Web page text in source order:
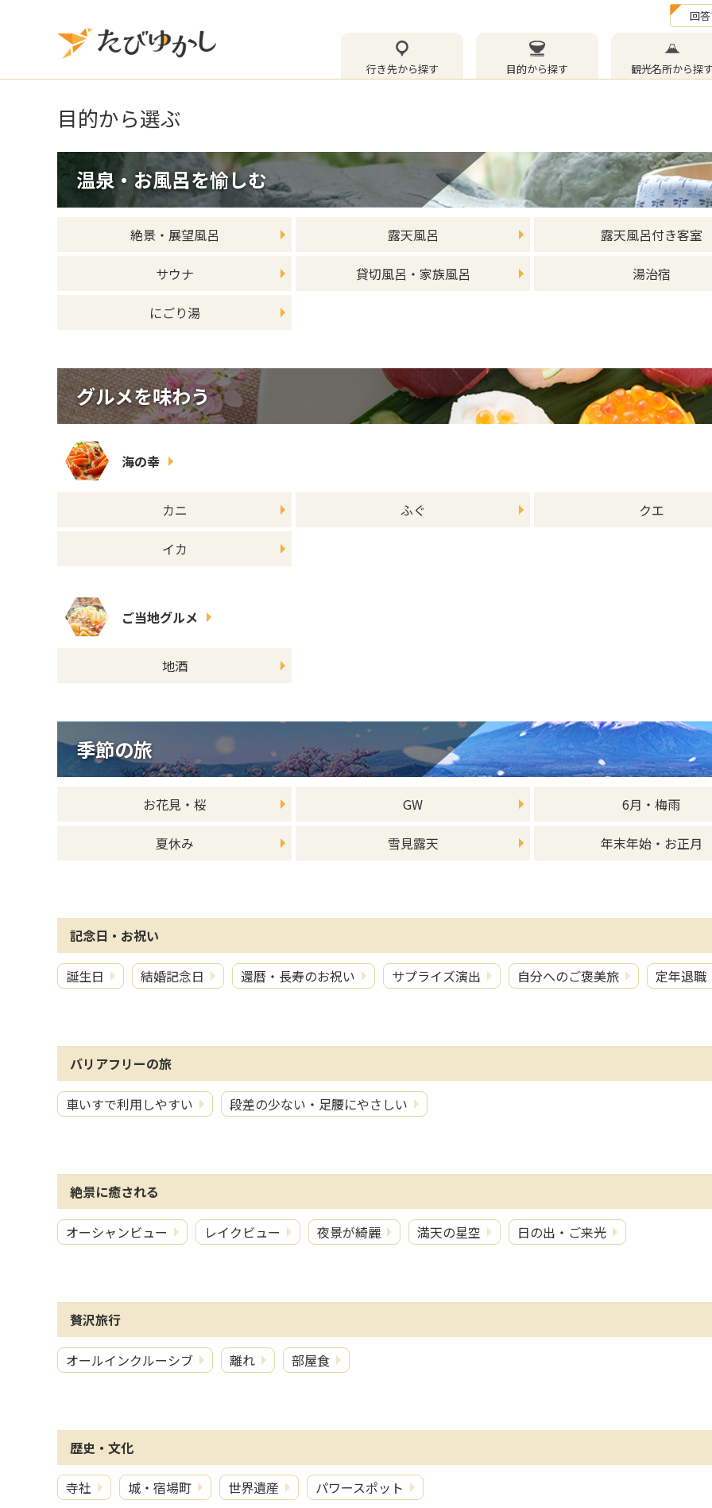
回
行き先から探す 目的から探す 観光名所から探
目的から選ぶ
温泉・お風呂を愉しむ
絶景・展望風呂 露天風呂 露天風呂付き客室
サウナ 貸切風呂・家族風呂 湯治宿
にごり湯
グルメを味わう
海の幸
カニ ふぐ クエ
イカ
ご当地グルメ
地酒
季節の旅
お花見・桜 GW 6月・梅雨
夏休み 雪見露天 年末年始・お正月
記念日・お祝い
誕生日 結婚記念日 還暦・長寿のお祝い サプライズ演出 自分へのご褒美旅 定年退職
バリアフリーの旅
車いすで利用しやすい 段差の少ない・足腰にやさしい
絶景に癒される
オーシャンビュー レイクビュー 夜景が綺麗 満天の星空 日の出・ご来光
贅沢旅行
オールインクルーシブ 離れ 部屋食
歴史・文化
寺社 城・宿場町 世界遺産 パワースポット